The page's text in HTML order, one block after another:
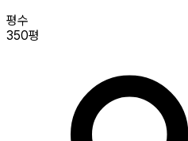
평수
350평